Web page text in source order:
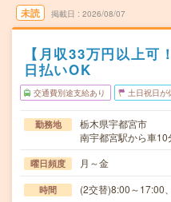
未読 掲載日 2026/08/07
【月収33万円以上
日払いOK
交通費別途支給あり 土日祝日が
勤務地
栃木県宇都宮市
南宇都宮駅から車10
曜日頻度 月～金
時間 (2交替)8:00～17:00